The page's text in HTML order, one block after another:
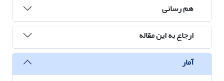
هم رسانی
ارجاع به این مقاله
آمار